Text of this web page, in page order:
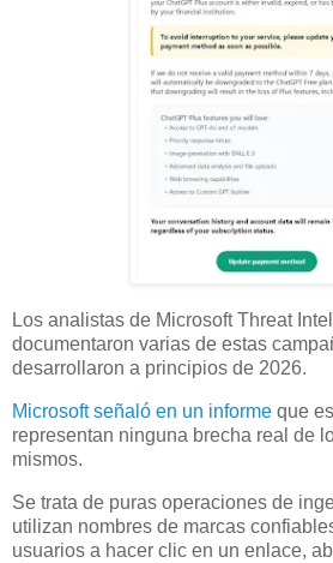
Los analistas de Microsoft Threat
documentaron varias de estas
desarrollaron a principios de 2026.
Microsoft señaló en un informe que
representan ninguna brecha real de
mismos.
Se trata de puras operaciones de
utilizan nombres de marcas
usuarios a hacer clic en un enlace,